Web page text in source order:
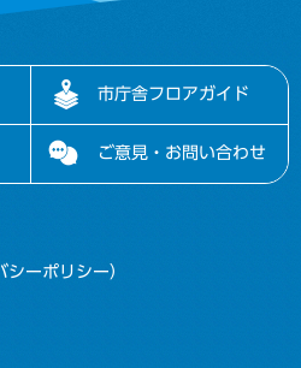
市庁舎フロアガイド
ご意見・お問い合わせ
ーポリシー）